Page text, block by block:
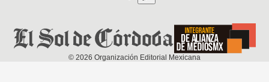
© 2026 Organización Editorial Mexicana